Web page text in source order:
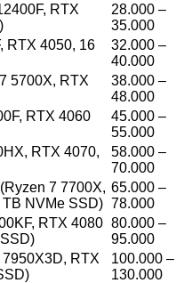
RTX
28.000 –
35.000
RTX 4050, 16
32.000 –
40.000
5700X, RTX
38.000 –
48.000
RTX 4060
45.000 –
55.000
RTX 4070,
58.000 –
70.000
7 7700X,
NVMe SSD)
65.000 –
78.000
RTX 4080 80.000 –
95.000
RTX
100.000 –
130.000